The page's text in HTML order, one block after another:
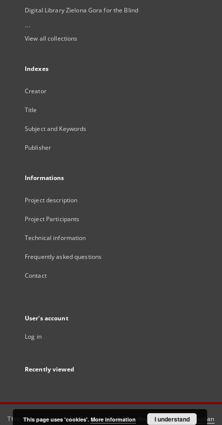
Digital Library Zielona Gora for the Blind
...
View all collections
Indexes
Creator
Title
Subject and Keywords
Publisher
Informations
Project description
Project Participants
Technical information
Frequently asked questions
Contact
User's account
Log in
Recently viewed
This service runs onDInGO dLibra 6.3.21software created by
Poznan
This page uses 'cookies'. More information I understand